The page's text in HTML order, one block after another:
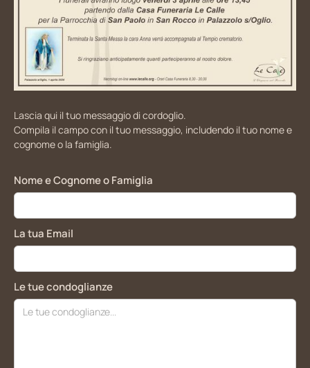
Lascia qui il tuo messaggio di cordoglio.
Compila il campo con il tuo messaggio, includendo il tuo nome e
cognome o la famiglia.
Nome e Cognome o Famiglia
La tua Email
Le tue condoglianze